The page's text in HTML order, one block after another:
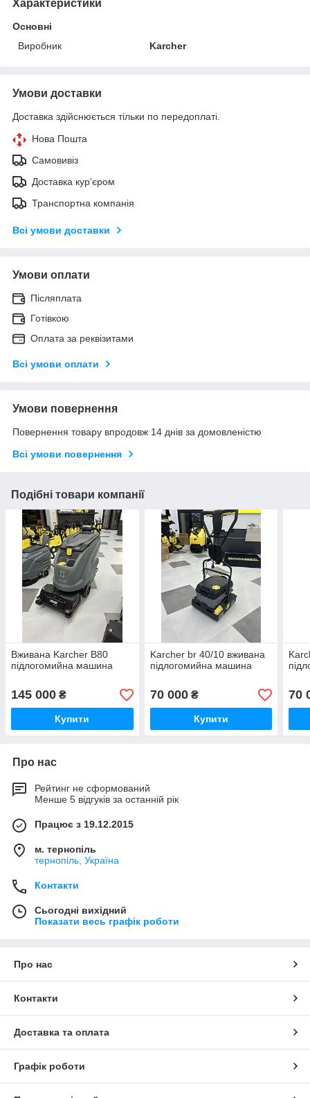
Характеристики
Основні
Виробник
Karcher
Умови доставки
Доставка здійснюється тільки по передоплаті.
Нова Пошта
Самовивіз
Доставка кур'єром
Транспортна компанія
Всі умови доставки
Умови оплати
Післяплата
Готівкою
Оплата за реквізитами
Всі умови оплати
Умови повернення
Повернення товару впродовж 14 днів за домовленістю
Всі умови повернення
Подібні товари компанії
Вживана Karcher B80
підлогомийна машина
145 000 ₴
Купити
Karcher br 40/10 вживана
підлогомийна машина
70 000₴
Купити
70
Про нас
Рейтинг не сформований
Менше 5 відгуків за останній рік
Працює з 19.12.2015
м. тернопіль
тернопіль, Україна
Контакти
Сьогодні вихідний
Показати весь графік роботи
Про нас
Контакти
Доставка та оплата
Графік роботи